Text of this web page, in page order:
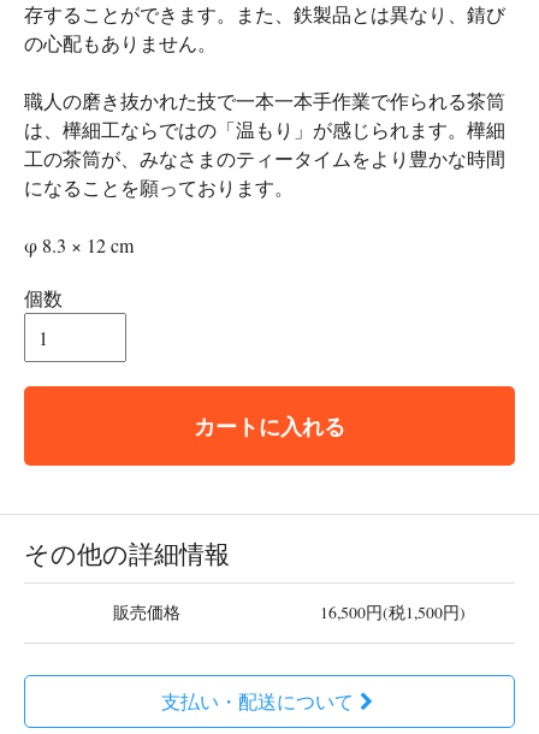
存することができます。また、鉄製品とは異なり、錆び
の心配もありません。
職人の磨き抜かれた技で一本一本手作業で作られる茶筒
は、樺細工ならではの「温もり」が感じられます。樺細
工の茶筒が、みなさまのティータイムをより豊かな時間
になることを願っております。
φ 8.3 × 12 cm
個数
カートに入れる
その他の詳細情報
販売価格 16,500円(税1,500円)
支払い・配送について